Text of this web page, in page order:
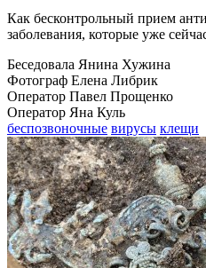
Как бесконтрольный прием
заболевания, которые уже
Беседовала Янина Хужина
Фотограф Елена Либрик
Оператор Павел Прощенко
Оператор Яна Куль
беспозвоночные вирусы клещи